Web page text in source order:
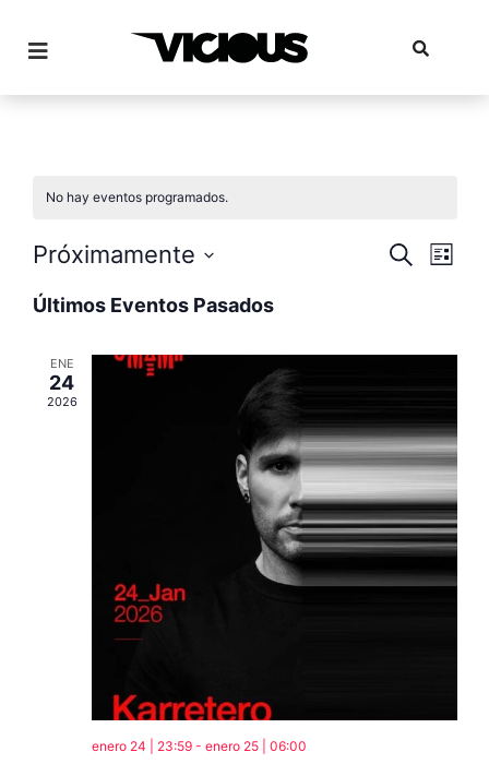
No hay eventos programados.
de
Buscar
de
Lista
Próximamente
fecha.
Últimos Eventos Pasados
ENE
24
2026
enero 24 | 23:59- enero 25 | 06:00